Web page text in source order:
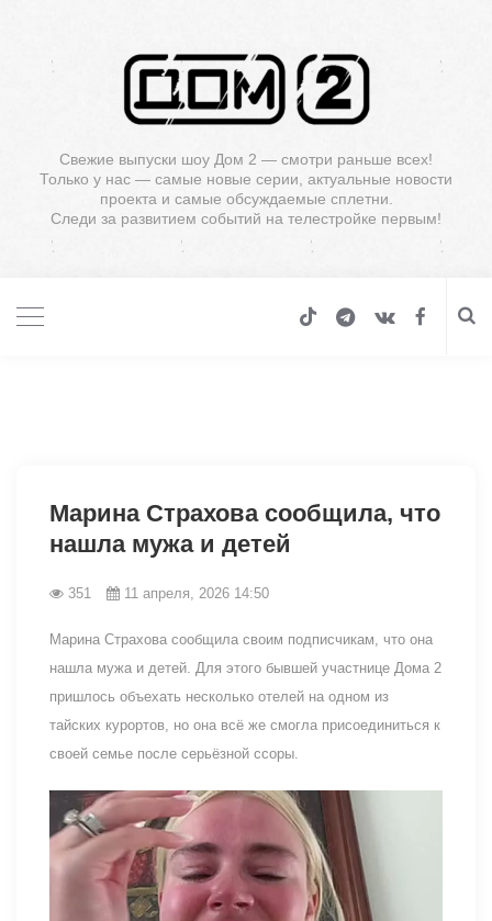
Свежие выпуски шоу Дом 2 — смотри раньше всех!
Только у нас — самые новые серии, актуальные новости
проекта и самые обсуждаемые сплетни.
Следи за развитием событий на телестройке первым!
Марина Страхова сообщила, что
нашла мужа и детей
351 11 апреля, 2026 14:50
Марина Страхова сообщила своим подписчикам, что она
нашла мужа и детей. Для этого бывшей участнице Дома 2
пришлось объехать несколько отелей на одном из
тайских курортов, но она всё же смогла присоединиться к
своей семье после серьёзной ссоры.